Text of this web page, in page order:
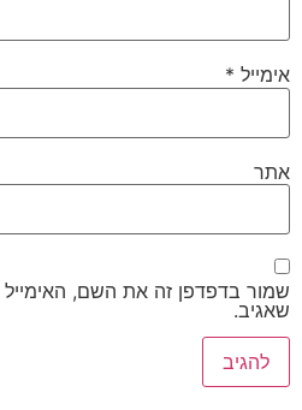
אימייל *
אתר
שמור בדפדפן זה את השם,
שאגיב.